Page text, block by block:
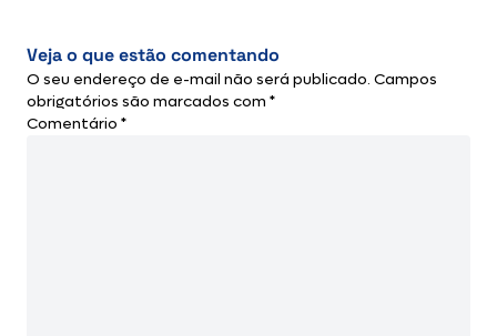
Veja o que estão comentando
O seu endereço de e-mail não será publicado. Campos
obrigatórios são marcados com *
Comentário *